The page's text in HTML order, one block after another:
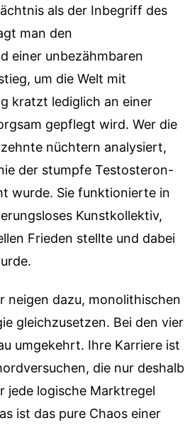
als der Inbegriff des
man den
einer unbezähmbaren
um die Welt mit
kratzt lediglich an einer
gepflegt wird. Wer die
nüchtern analysiert,
der stumpfe Testosteron-
wurde. Sie funktionierte in
Kunstkollektiv,
Frieden stellte und dabei
neigen dazu, monolithischen
gleichzusetzen. Bei den vier
umgekehrt. Ihre Karriere ist
die nur deshalb
jede logische Marktregel
ist das pure Chaos einer